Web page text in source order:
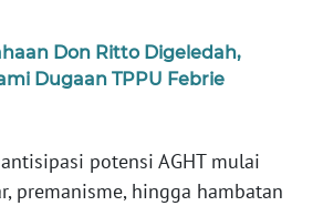
Don Ritto Digeledah,
Dugaan TPPU Febrie
potensi AGHT mulai
premanisme, hingga hambatan